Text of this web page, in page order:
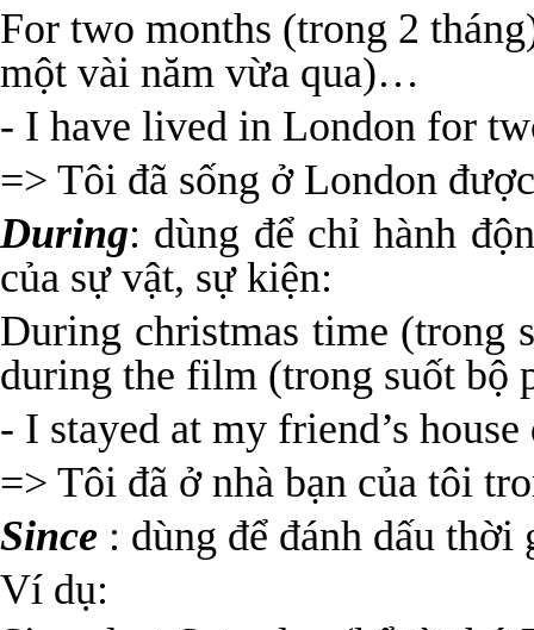
For two months (trong 2
một vài năm vừa qua)…
- I have lived in London for
=> Tôi đã sống ở London
During: dùng để chỉ hành
của sự vật, sự kiện:
During christmas time (trong
during the film (trong suốt
- I stayed at my friend’s
=> Tôi đã ở nhà bạn của tôi
Since : dùng để đánh dấu thời
Ví dụ: